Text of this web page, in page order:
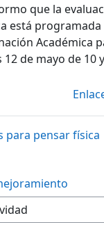
que la
está
Académica
12 de mayo de 10
para pensar física